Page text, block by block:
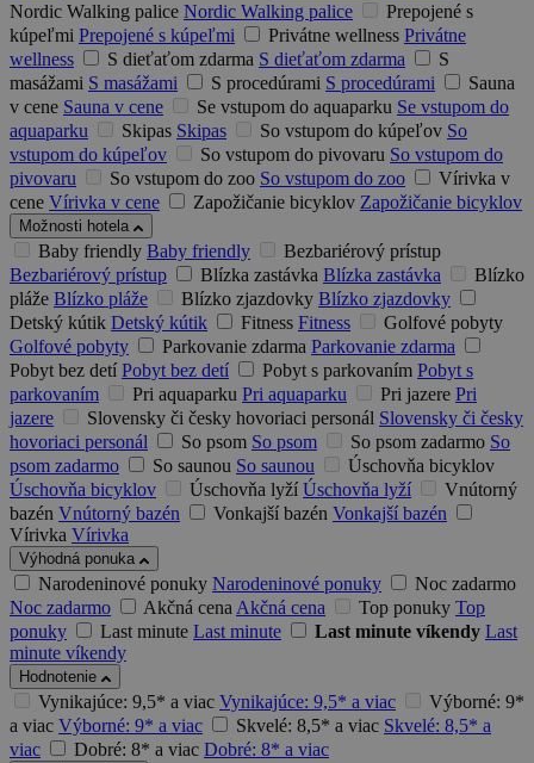
Nordic Walking palice Nordic Walking palice
Prepojené s
kúpeľmi Prepojené s kúpeľmi Privátne wellness Privátne
wellness
S dieťaťom zdarma S dieťaťom zdarma
S
masážami S masážami S procedúrami S procedúrami
Sauna
v cene Sauna v cene Se vstupom do aquaparku Se vstupom do
aquaparku
Skipas Skipas So vstupom do kúpeľov So
vstupom do kúpeľov
So vstupom do pivovaru So vstupom do
pivovaru
So vstupom do zoo So vstupom do zoo
Vírivka v
cene Vírivka v cene Zapožičanie bicyklov Zapožičanie bicyklov
Možnosti hotela
Baby friendly Baby friendly
Bezbariérový prístup
Bezbariérový prístup
Blízka zastávka Blízka zastávka
Blízko
pláže Blízko pláže Blízko zjazdovky Blízko zjazdovky
Detský kútik Detský kútik Fitness Fitness
Golfové pobyty
Golfové pobyty
Parkovanie zdarma Parkovanie zdarma
Pobyt bez detí Pobyt bez detí Pobyt s parkovaním Pobyt s
parkovaním
Pri aquaparku Pri aquaparku Pri jazere Pri
jazere
Slovensky či česky hovoriaci personál Slovensky či česky
hovoriaci personál
So psom So psom So psom zadarmo So
psom zadarmo
So saunou So saunou
Úschovňa bicyklov
Úschovňa bicyklov
Úschovňa lyží Úschovňa lyží
Vnútorný
bazén Vnútorný bazén Vonkajší bazén Vonkajší bazén
Vírivka Vírivka
Výhodná ponuka
Narodeninové ponuky Narodeninové ponuky
Noc zadarmo
Noc zadarmo
Akčná cenaAkčná cena Top ponuky Top
ponuky
Last minute Last minute Last minute víkendy Last
minute víkendy
Hodnotenie
Vynikajúce: 9,5* a viac Vynikajúce: 9,5* a viac
Výborné: 9*
a viac Výborné: 9* a viac Skvelé: 8,5* a viac Skvelé: 8,5* a
viac
Dobré: 8* a viac Dobré: 8* a viac